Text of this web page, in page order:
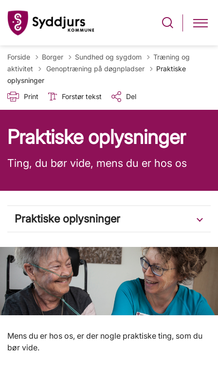
Forside Borger Sundhed og sygdom
Træning og
aktivitet
Tilbage til
Genoptræning på døgnpladser
Praktiske
oplysninger
Print
Forstør tekst Del
Praktiske oplysninger
Ting, du bør vide, mens du er hos os
Praktiske oplysninger
Mens du er hos os, er der nogle praktiske ting, som du
bør vide.